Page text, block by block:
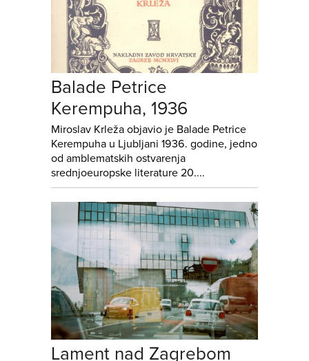
Balade Petrice
Kerempuha, 1936
Miroslav Krleža objavio je Balade Petrice
Kerempuha u Ljubljani 1936. godine, jedno
od amblematskih ostvarenja
srednjoeuropske literature 20....
Lament nad Zagrebom